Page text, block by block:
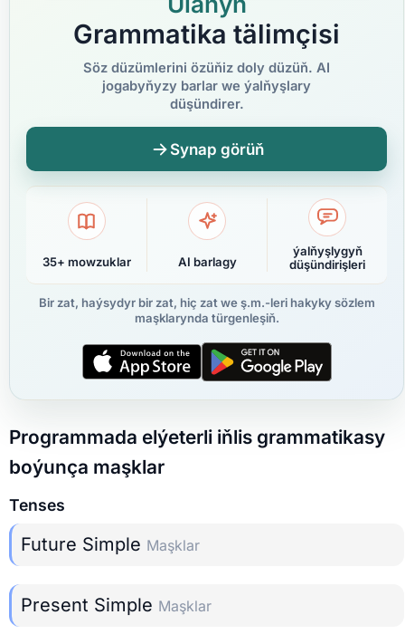
Grammatika tälimçisi
Söz düzümlerini özüňiz doly düzüň. AI
jogabyňyzy barlar we ýalňyşlary
düşündirer.
Synap görüň
35+ mowzuklar AI barlagy
ýalňyşlygyň
düşündirişleri
Bir zat, haýsydyr bir zat, hiç zat we ş.m.-leri hakyky sözlem
maşklarynda türgenleşiň.
Programmada elýeterli iňlis grammatikasy
boýunça maşklar
Tenses
Future Simple Maşklar
Present Simple Maşklar